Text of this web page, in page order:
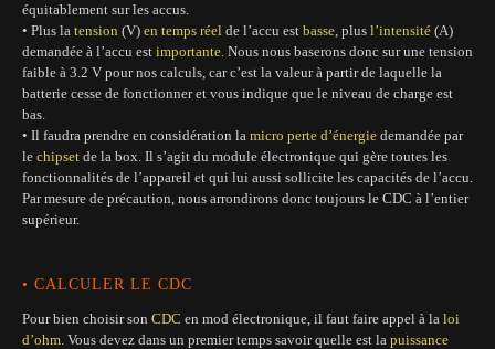
équitablement sur les accus.
• Plus la tension (V) en temps réel de l’accu est basse, plus l’intensité (A)
demandée à l’accu est importante. Nous nous baserons donc sur une tension
faible à 3.2 V pour nos calculs, car c’est la valeur à partir de laquelle la
batterie cesse de fonctionner et vous indique que le niveau de charge est
bas.
• Il faudra prendre en considération la micro perte d’énergie demandée par
le chipset de la box. Il s’agit du module électronique qui gère toutes les
fonctionnalités de l’appareil et qui lui aussi sollicite les capacités de l’accu.
Par mesure de précaution, nous arrondirons donc toujours le CDC à l’entier
supérieur.
• CALCULER LE CDC
Pour bien choisir son CDC en mod électronique, il faut faire appel à la loi
d’ohm. Vous devez dans un premier temps savoir quelle est la puissance